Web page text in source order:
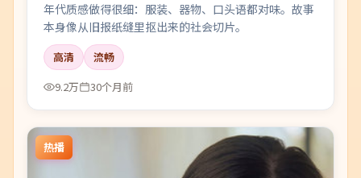
年代质感做得很细：服装、器物、口头语都对味。故事
本身像从旧报纸缝里抠出来的社会切片。
高清
流畅
9.2万
30个月前
热播